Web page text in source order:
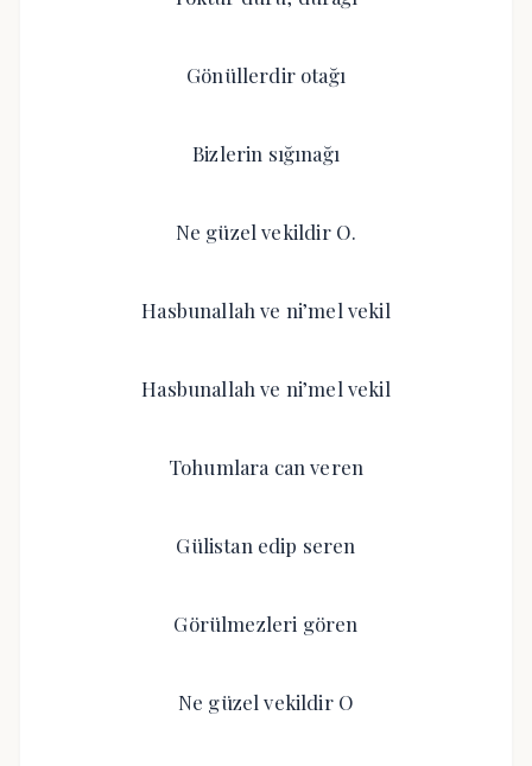
Gönüllerdir otağı
Bizlerin sığınağı
Ne güzel vekildir O.
Hasbunallah ve ni’mel vekil
Hasbunallah ve ni’mel vekil
Tohumlara can veren
Gülistan edip seren
Görülmezleri gören
Ne güzel vekildir O